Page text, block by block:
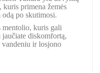
primena žemės
po skutimosi.
mentolio, kuris gali
diskomfortą,
ir losjono